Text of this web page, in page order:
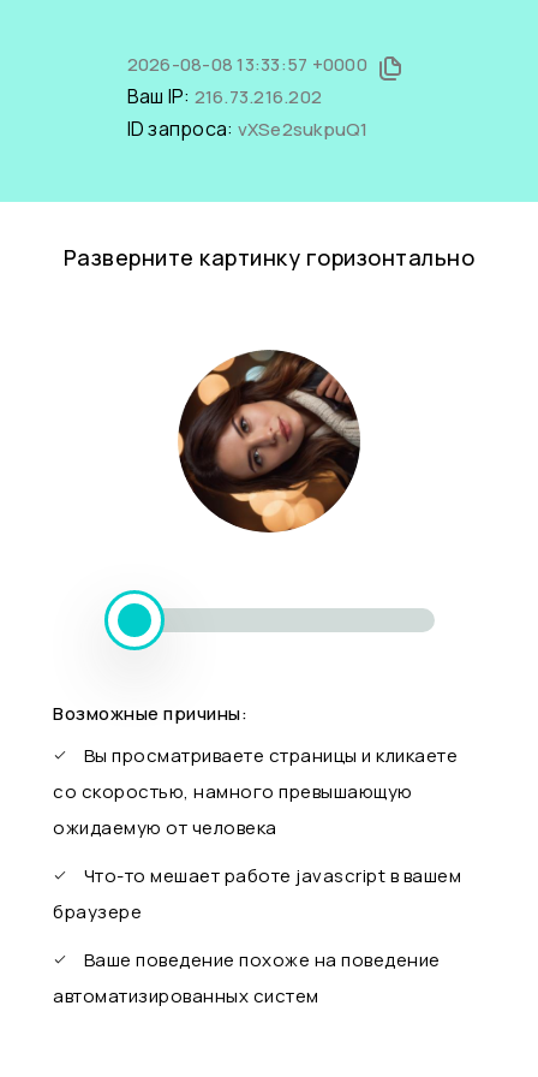
2026-08-08 13:33:57 +0000
Ваш IP: 216.73.216.202
ID запроса: vXSe2sukpuQ1
Разверните картинку горизонтально
Возможные причины:
Вы просматриваете страницы и кликаете
со скоростью, намного превышающую
ожидаемую от человека
Что-то мешает работе javascript в вашем
браузере
Ваше поведение похоже на поведение
автоматизированных систем